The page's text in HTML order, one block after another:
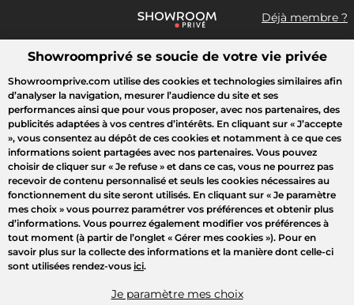
Déjà membre ?
Que recherchez-vous ?
Accueil Les jours de la Maison Mode Voyages
NOS COUPS DE COEUR
Showroomprivé se soucie de votre vie privée
Showroomprive.com utilise des cookies et technologies similaires afin
d’analyser la navigation, mesurer l’audience du site et ses
performances ainsi que pour vous proposer, avec nos partenaires, des
publicités adaptées à vos centres d’intérêts. En cliquant sur « J’accepte
», vous consentez au dépôt de ces cookies et notamment à ce que ces
informations soient partagées avec nos partenaires. Vous pouvez
choisir de cliquer sur « Je refuse » et dans ce cas, vous ne pourrez pas
recevoir de contenu personnalisé et seuls les cookies nécessaires au
fonctionnement du site seront utilisés. En cliquant sur « Je paramètre
mes choix » vous pourrez paramétrer vos préférences et obtenir plus
d’informations. Vous pourrez également modifier vos préférences à
tout moment (à partir de l’onglet « Gérer mes cookies »). Pour en
savoir plus sur la collecte des informations et la manière dont celle-ci
sont utilisées rendez-vous ici.
Je paramètre mes choix